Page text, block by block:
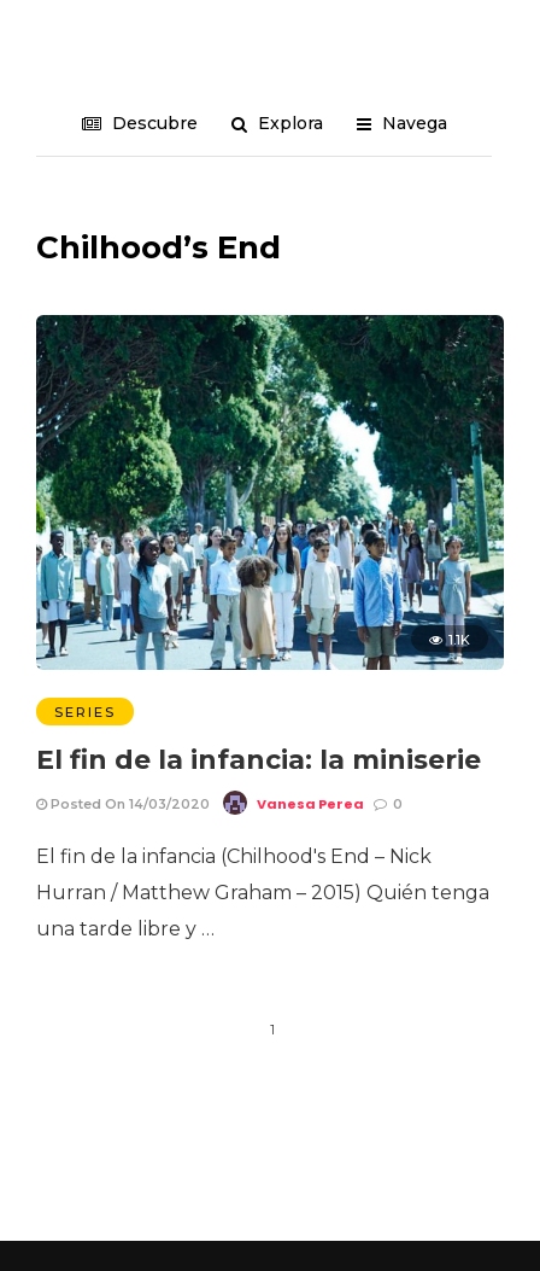
Descubre Explora Navega
Chilhood’s End
1.1K
SERIES
El fin de la infancia: la miniserie
Posted On 14/03/2020 Vanesa Perea 0
El fin de la infancia (Chilhood's End – Nick
Hurran / Matthew Graham – 2015) Quién tenga
una tarde libre y …
1